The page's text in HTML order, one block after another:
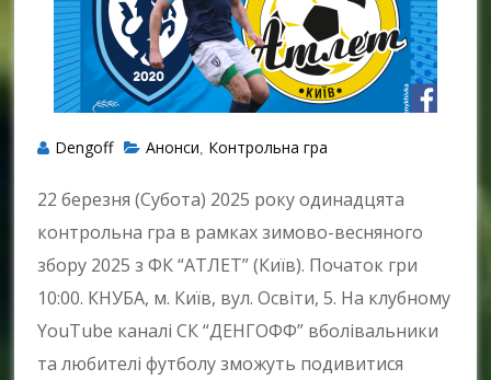
Dengoff Анонси Контрольна гра
22 березня (Субота) 2025 року одинадцята
контрольна гра в рамках зимово-весняного
збору 2025 з ФК “АТЛЕТ” (Київ). Початок гри
10:00. КНУБА, м. Київ, вул. Освіти, 5. На клубному
YouTube каналі СК “ДЕНГОФФ” вболівальники
та любителі футболу зможуть подивитися